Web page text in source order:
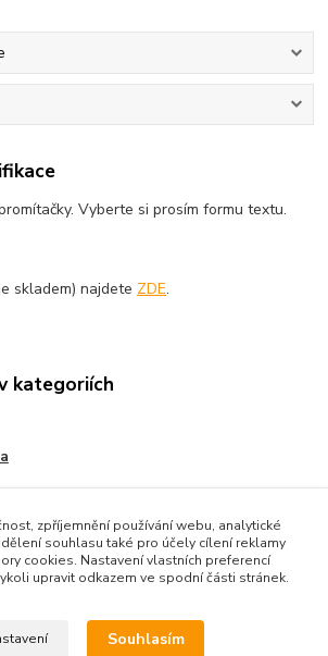
Vyberte si prosím formu textu.
skladem) najdete ZDE.
kategoriích
Upravit sběr cookies.
zpříjemnění používání webu, analytické
souhlasu také pro účely cílení reklamy
cookies. Nastavení vlastních preferencí
upravit odkazem ve spodní části stránek.
Souhlasím